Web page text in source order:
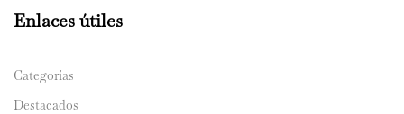
Enlaces útiles
Categorías
Destacados